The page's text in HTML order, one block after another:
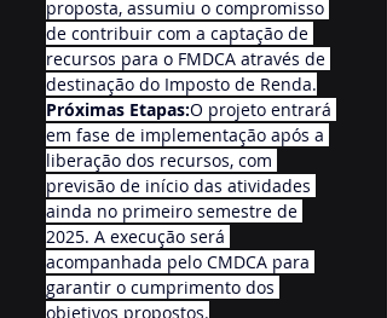
proposta, assumiu o compromisso
de contribuir com a captação de
recursos para o FMDCA através de
destinação do Imposto de Renda.
Próximas Etapas:O projeto entrará
em fase de implementação após a
liberação dos recursos, com
previsão de início das atividades
ainda no primeiro semestre de
2025. A execução será
acompanhada pelo CMDCA para
garantir o cumprimento dos
objetivos propostos.